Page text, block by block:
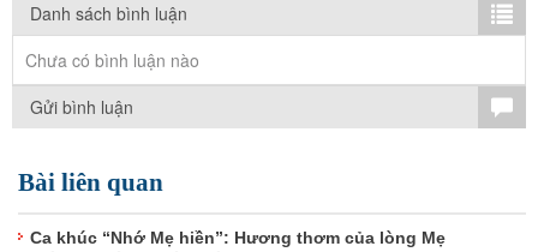
TÌM KIẾM
Vận hành bởi QI Corp
Danh sách bình luận
Chưa có bình luận nào
Gửi bình luận
Bài liên quan
Ca khúc “Nhớ Mẹ hiền”: Hương thơm của lòng Mẹ